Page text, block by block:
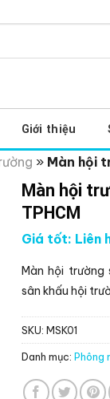
Giới thiệu
» Màn hội
Màn hội
TPHCM
Giá tốt: Liên
Màn hội
sân khấu hội
SKU:MSK01
Danh mục:Phông